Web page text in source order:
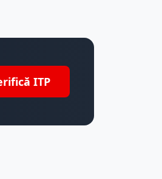
ITP